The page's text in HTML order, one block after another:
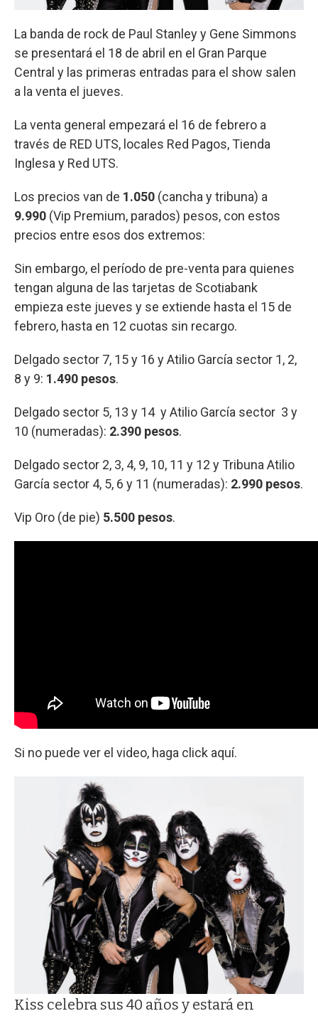
La banda de rock de Paul Stanley y Gene Simmons
se presentará el 18 de abril en el Gran Parque
Central y las primeras entradas para el show salen
a la venta el jueves.
La venta general empezará el 16 de febrero a
través de RED UTS, locales Red Pagos, Tienda
Inglesa y Red UTS.
Los precios van de 1.050 (cancha y tribuna) a
9.990 (Vip Premium, parados) pesos, con estos
precios entre esos dos extremos:
Sin embargo, el período de pre-venta para quienes
tengan alguna de las tarjetas de Scotiabank
empieza este jueves y se extiende hasta el 15 de
febrero, hasta en 12 cuotas sin recargo.
Delgado sector 7, 15 y 16 y Atilio García sector 1, 2,
8 y 9: 1.490 pesos.
Delgado sector 5, 13 y 14 y Atilio García sector 3 y
10 (numeradas): 2.390 pesos.
Delgado sector 2, 3, 4, 9, 10, 11 y 12 y Tribuna Atilio
García sector 4, 5, 6 y 11 (numeradas): 2.990 pesos.
Vip Oro (de pie) 5.500 pesos.
Si no puede ver el video, haga click aquí.
Kiss celebra sus 40 años y estará en